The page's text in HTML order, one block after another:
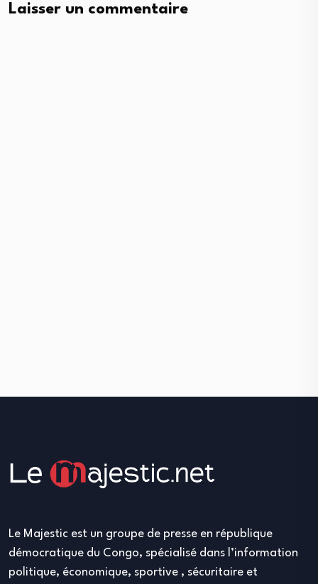
Laisser un commentaire
Le Majestic est un groupe de presse en république
démocratique du Congo, spécialisé dans l’information
politique, économique, sportive , sécuritaire et